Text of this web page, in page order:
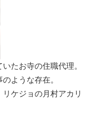
たお寺の住職代理。
ような存在。
ケジョの月村アカリ